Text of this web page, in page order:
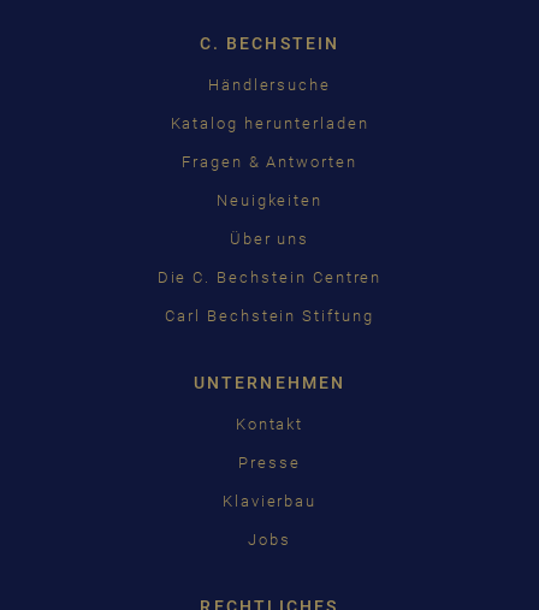
C. BECHSTEIN
Händlersuche
Katalog herunterladen
Fragen & Antworten
Neuigkeiten
Über uns
Die C. Bechstein Centren
Carl Bechstein Stiftung
UNTERNEHMEN
Kontakt
Presse
Klavierbau
Jobs
RECHTLICHES